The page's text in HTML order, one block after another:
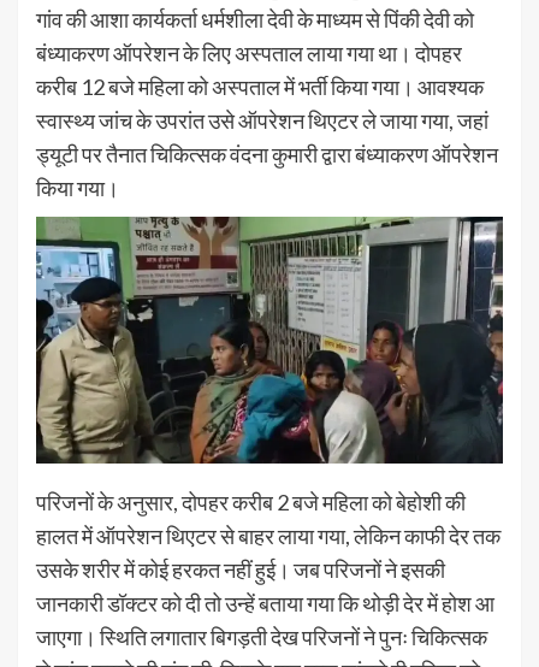
गांव की आशा कार्यकर्ता धर्मशीला देवी के माध्यम से पिंकी देवी को
बंध्याकरण ऑपरेशन के लिए अस्पताल लाया गया था। दोपहर
करीब 12 बजे महिला को अस्पताल में भर्ती किया गया। आवश्यक
स्वास्थ्य जांच के उपरांत उसे ऑपरेशन थिएटर ले जाया गया, जहां
ड्यूटी पर तैनात चिकित्सक वंदना कुमारी द्वारा बंध्याकरण ऑपरेशन
किया गया।
परिजनों के अनुसार, दोपहर करीब 2 बजे महिला को बेहोशी की
हालत में ऑपरेशन थिएटर से बाहर लाया गया, लेकिन काफी देर तक
उसके शरीर में कोई हरकत नहीं हुई। जब परिजनों ने इसकी
जानकारी डॉक्टर को दी तो उन्हें बताया गया कि थोड़ी देर में होश आ
जाएगा। स्थिति लगातार बिगड़ती देख परिजनों ने पुनः चिकित्सक